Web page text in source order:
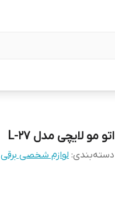
اتو مو لایچی مدل L-27
دسته‌بندی: لوازم شخصی برقی